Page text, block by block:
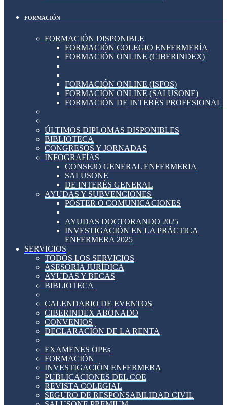
FORMACIÓN
FORMACIÓN DISPONIBLE
FORMACIÓN COLEGIO ENFERMERÍA
FORMACIÓN ONLINE (CIBERINDEX)
FORMACIÓN ONLINE (ISFOS)
FORMACIÓN ONLINE (SALUSONE)
FORMACIÓN DE INTERÉS PROFESIONAL
ÚLTIMOS DIPLOMAS DISPONIBLES
BIBLIOTECA
CONGRESOS Y JORNADAS
INFOGRAFÍAS
CONSEJO GENERAL ENFERMERIA
SALUSONE
DE INTERÉS GENERAL
AYUDAS Y SUBVENCIONES
PÓSTER O COMUNICACIONES
AYUDAS DOCTORANDO 2025
INVESTIGACIÓN EN LA PRÁCTICA
ENFERMERA 2025
SERVICIOS
TODOS LOS SERVICIOS
ASESORÍA JURÍDICA
AYUDAS Y BECAS
BIBLIOTECA
CALENDARIO DE EVENTOS
CIBERINDEX ABONADO
CONVENIOS
DECLARACIÓN DE LA RENTA
EXAMENES OPEs
FORMACIÓN
INVESTIGACIÓN ENFERMERA
PUBLICACIONES DEL COE
REVISTA COLEGIAL
SEGURO DE RESPONSABILIDAD CIVIL